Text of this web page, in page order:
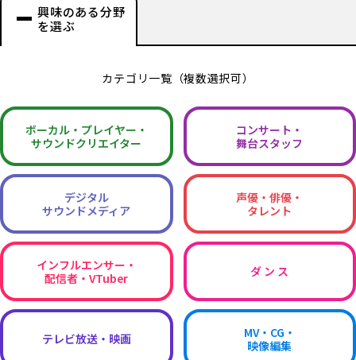
興味のある分野
を選ぶ
カテゴリ一覧（複数選択可）
ボーカル・ プレイヤー・
サウンドクリエイター
コンサート・
舞台スタッフ
デジタル
サウンドメディア
声優・俳優・
タレント
インフルエンサー・
配信者・VTuber
ダ ン ス
テレビ放送・映画
MV・CG・
映像編集